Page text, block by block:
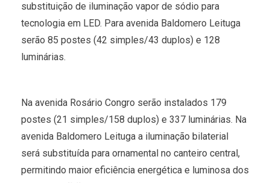
substituição de iluminação vapor de sódio para
tecnologia em LED. Para avenida Baldomero Leituga
serão 85 postes (42 simples/43 duplos) e 128
luminárias.
Na avenida Rosário Congro serão instalados 179
postes (21 simples/158 duplos) e 337 luminárias. Na
avenida Baldomero Leituga a iluminação bilaterial
será substituída para ornamental no canteiro central,
permitindo maior eficiência energética e luminosa dos